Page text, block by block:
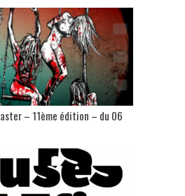
– 11ème édition – du 06